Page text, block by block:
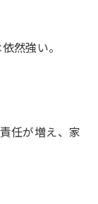
然強い。
任が増え、家